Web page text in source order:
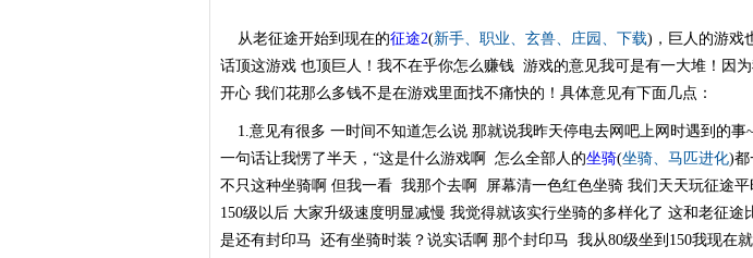
从老征途开始到现在的征途2(新手、 职业、 玄兽、 庄园 、 下载)，巨人的游戏
话顶这游戏 也顶巨人！我不在乎你怎么赚钱 游戏的意见我可是有一大堆！因
开心 我们花那么多钱不是在游戏里面找不痛快的！具体意见有下面几点：
1.意见有很多 一时间不知道怎么说 那就说我昨天停电去网吧上网时遇到的事
一句话让我愣了半天，“这是什么游戏啊 怎么全部人的坐骑(坐骑、 马匹进化)都
不只这种坐骑啊 但我一看 我那个去啊 屏幕清一色红色坐骑 我们天天玩征途平
150级以后 大家升级速度明显减慢 我觉得就该实行坐骑的多样化了 这和老征
是还有封印马 还有坐骑时装？说实话啊 那个封印马 我从80级坐到150我现在